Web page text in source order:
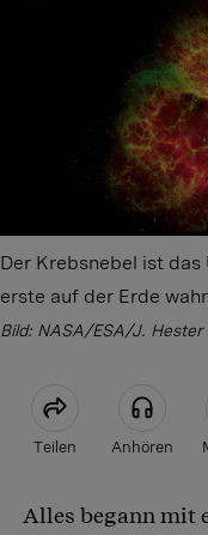
Der Krebsnebel ist
erste auf der Erde
Bild: NASA/ESA/J.
Teilen Anhören
Artikel
Alles begann mit